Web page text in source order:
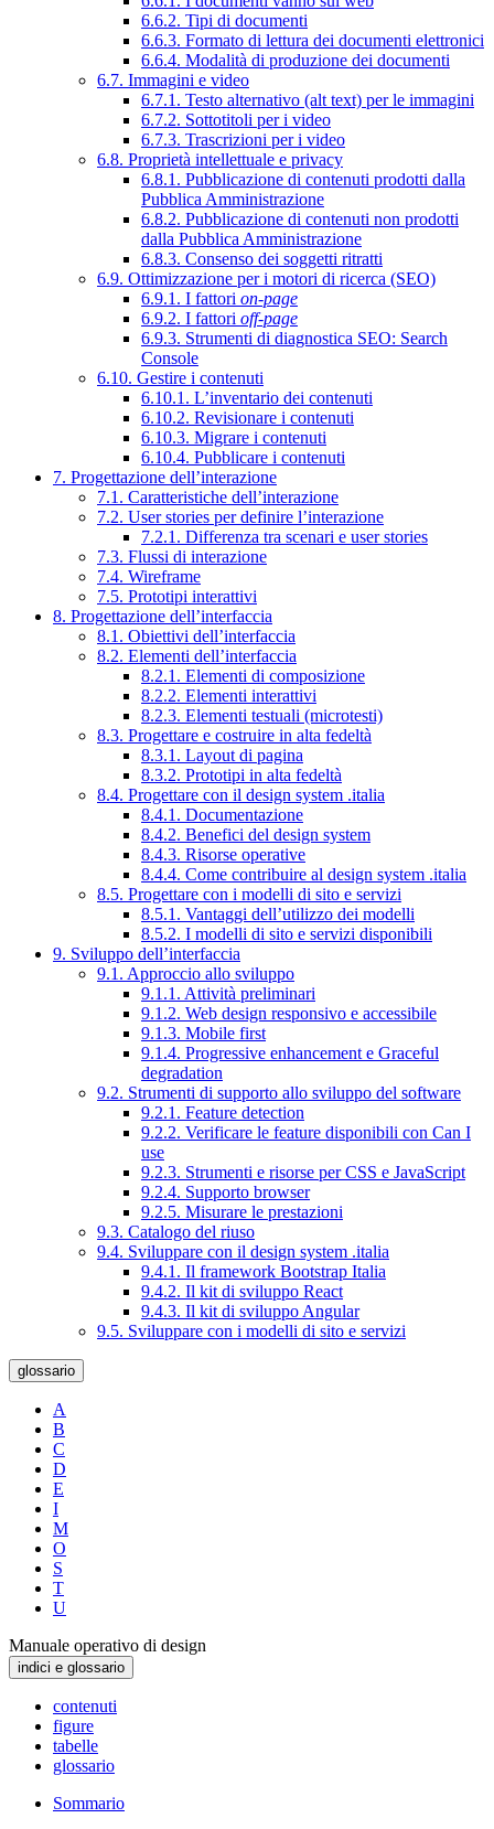
6.6.2. Tipi di documenti
6.6.3. Formato di lettura dei documenti elettronici
6.6.4. Modalità di produzione dei documenti
6.7. Immagini e video
6.7.1. Testo alternativo (alt text) per le immagini
6.7.2. Sottotitoli per i video
6.7.3. Trascrizioni per i video
6.8. Proprietà intellettuale e privacy
6.8.1. Pubblicazione di contenuti prodotti dalla
Pubblica Amministrazione
6.8.2. Pubblicazione di contenuti non prodotti
dalla Pubblica Amministrazione
6.8.3. Consenso dei soggetti ritratti
6.9. Ottimizzazione per i motori di ricerca (SEO)
6.9.1. I fattori on-page
6.9.2. I fattori off-page
6.9.3. Strumenti di diagnostica SEO: Search
Console
6.10. Gestire i contenuti
6.10.1. L’inventario dei contenuti
6.10.2. Revisionare i contenuti
6.10.3. Migrare i contenuti
6.10.4. Pubblicare i contenuti
7. Progettazione dell’interazione
7.1. Caratteristiche dell’interazione
7.2. User stories per definire l’interazione
7.2.1. Differenza tra scenari e user stories
7.3. Flussi di interazione
7.4. Wireframe
7.5. Prototipi interattivi
8. Progettazione dell’interfaccia
8.1. Obiettivi dell’interfaccia
8.2. Elementi dell’interfaccia
8.2.1. Elementi di composizione
8.2.2. Elementi interattivi
8.2.3. Elementi testuali (microtesti)
8.3. Progettare e costruire in alta fedeltà
8.3.1. Layout di pagina
8.3.2. Prototipi in alta fedeltà
8.4. Progettare con il design system .italia
8.4.1. Documentazione
8.4.2. Benefici del design system
8.4.3. Risorse operative
8.4.4. Come contribuire al design system .italia
8.5. Progettare con i modelli di sito e servizi
8.5.1. Vantaggi dell’utilizzo dei modelli
8.5.2. I modelli di sito e servizi disponibili
9. Sviluppo dell’interfaccia
9.1. Approccio allo sviluppo
9.1.1. Attività preliminari
9.1.2. Web design responsivo e accessibile
9.1.3. Mobile first
9.1.4. Progressive enhancement e Graceful
degradation
9.2. Strumenti di supporto allo sviluppo del software
9.2.1. Feature detection
9.2.2. Verificare le feature disponibili con Can I
use
9.2.3. Strumenti e risorse per CSS e JavaScript
9.2.4. Supporto browser
9.2.5. Misurare le prestazioni
9.3. Catalogo del riuso
9.4. Sviluppare con il design system .italia
9.4.1. Il framework Bootstrap Italia
9.4.2. Il kit di sviluppo React
9.4.3. Il kit di sviluppo Angular
9.5. Sviluppare con i modelli di sito e servizi
glossario
A
B
C
D
E
I
M
O
S
T
U
Manuale operativo di design
indici e glossario
contenuti
figure
tabelle
glossario
Sommario